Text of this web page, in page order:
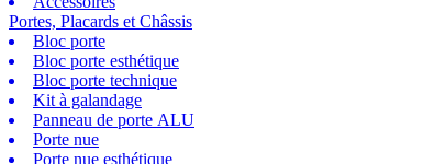
Portes, Placards et Châssis
Bloc porte
Bloc porte esthétique
Bloc porte technique
Kit à galandage
Panneau de porte ALU
Porte nue
Porte nue esthétique